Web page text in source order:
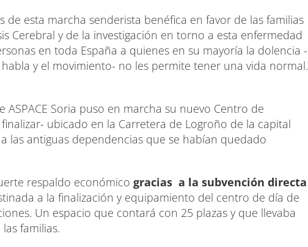
de esta marcha senderista benéfica en favor de las familias
Cerebral y de la investigación en torno a esta enfermedad
en toda España a quienes en su mayoría la dolencia -
y el movimiento- no les permite tener una vida normal.
Soria puso en marcha su nuevo Centro de
ubicado en la Carretera de Logroño de la capital
las antiguas dependencias que se habían quedado
respaldo económico gracias a la subvención directa
a la finalización y equipamiento del centro de día de
Un espacio que contará con 25 plazas y que llevaba
familias.